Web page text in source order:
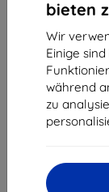
bieten
Wir
Einige
während
zu
Shield-Sk s.r.o.
Ulica Rudolfa
841 04 Bratislava
Unternehmens-
USt-IdNr.: